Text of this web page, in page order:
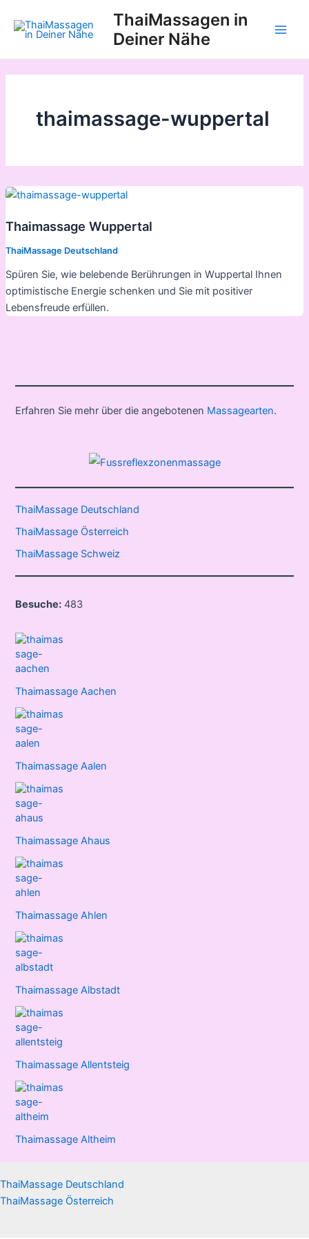
Inhalt
springen
ThaiMassagen in
Deiner Nähe
thaimassage-wuppertal
Thaimassage Wuppertal
ThaiMassage Deutschland
Spüren Sie, wie belebende Berührungen in Wuppertal Ihnen
optimistische Energie schenken und Sie mit positiver
Lebensfreude erfüllen.
Erfahren Sie mehr über die angebotenen Massagearten.
ThaiMassage Deutschland
ThaiMassage Österreich
ThaiMassage Schweiz
Besuche: 483
Thaimassage Aachen
Thaimassage Aalen
Thaimassage Ahaus
Thaimassage Ahlen
Thaimassage Albstadt
Thaimassage Allentsteig
Thaimassage Altheim
ThaiMassage Deutschland
ThaiMassage Österreich